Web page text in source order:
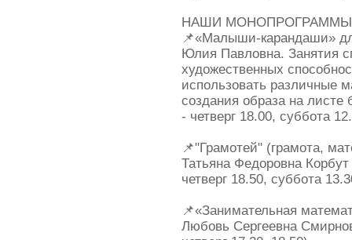
НАШИ
📌«Малыши-карандаши»
Юлия Павловна. Занятия
художественных
использовать различные
создания образа на листе
- четверг 18.00, суббота
📌"Грамотей" (грамота,
Татьяна Федоровна
четверг 18.50, суббота
📌«Занимательная
Любовь Сергеевна